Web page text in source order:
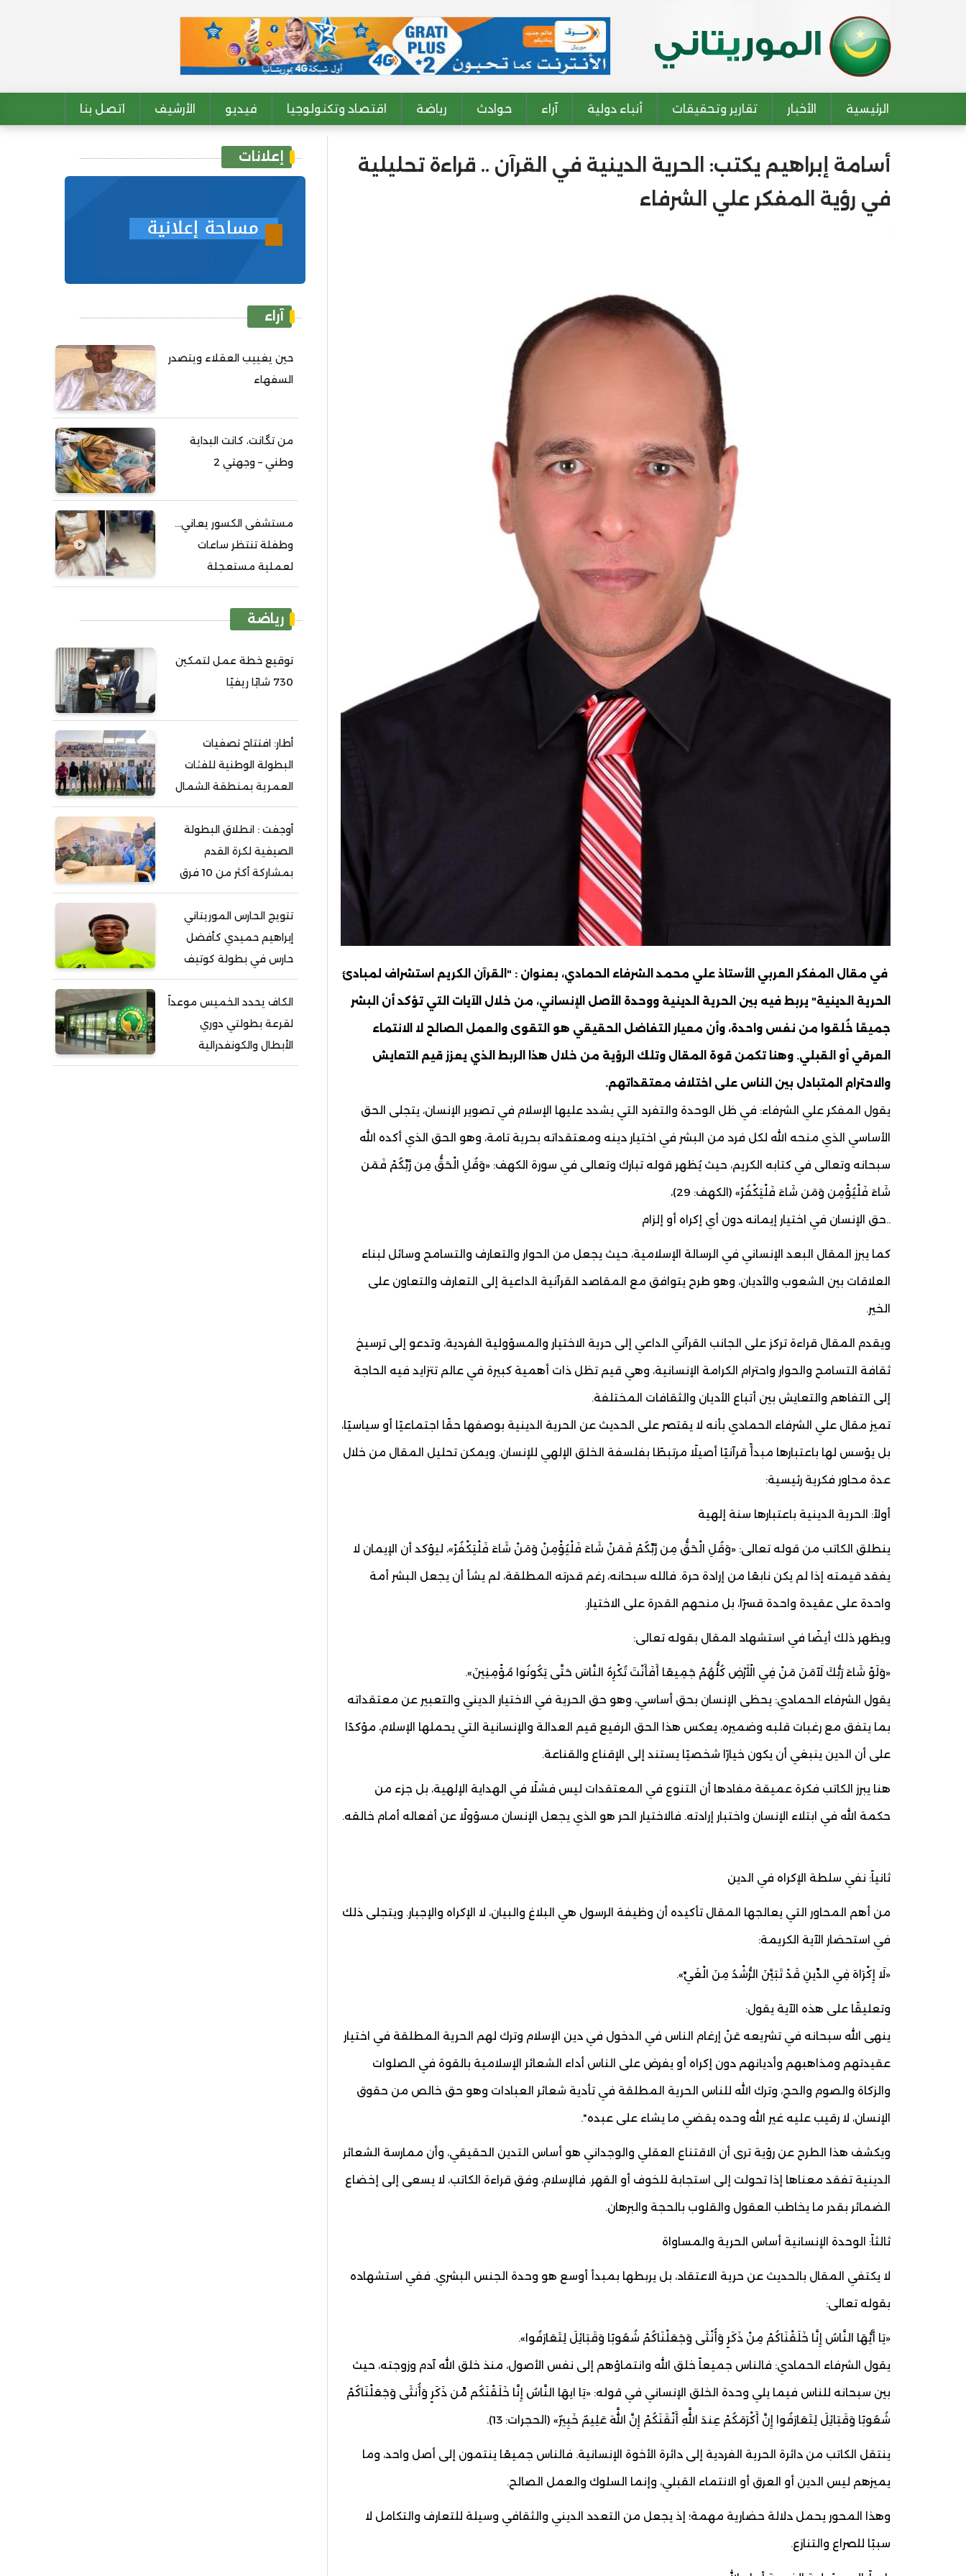
Main navigation
الرئيسية الأخبار تقارير وتحقيقات أنباء دولية آراء حوادث رياضة اقتصاد وتكنولوجيا فيديو الأرشيف اتصل بنا
أسامة إبراهيم يكتب: الحرية الدينية في القرآن .. قراءة تحليلية
في رؤية المفكر علي الشرفاء
في مقال المفكر العربي الأستاذ علي محمد الشرفاء الحمادي، بعنوان : "القرآن الكريم استشراف لمبادئ
الحرية الدينية" يربط فيه بين الحرية الدينية ووحدة الأصل الإنساني، من خلال الآيات التي تؤكد أن البشر
جميعًا خُلقوا من نفس واحدة، وأن معيار التفاضل الحقيقي هو التقوى والعمل الصالح لا الانتماء
العرقي أو القبلي. وهنا تكمن قوة المقال وتلك الرؤية من خلال هذا الربط الذي يعزز قيم التعايش
والاحترام المتبادل بين الناس على اختلاف معتقداتهم.
يقول المفكر علي الشرفاء: في ظل الوحدة والتفرد التي يشدد عليها الإسلام في تصوير الإنسان، يتجلى الحق
الأساسي الذي منحه الله لكل فرد من البشر في اختيار دينه ومعتقداته بحرية تامة، وهو الحق الذي أكده الله
سبحانه وتعالى في كتابه الكريم، حيث يُظهر قوله تبارك وتعالى في سورة الكهف: «وَقُلِ الْحَقُّ مِن رَّبِّكُمْ فَمَن
شَاءَ فَلْيُؤْمِن وَمَن شَاءَ فَلْيَكْفُرْ» (الكهف: 29)،
..حق الإنسان في اختيار إيمانه دون أي إكراه أو إلزام
كما يبرز المقال البعد الإنساني في الرسالة الإسلامية، حيث يجعل من الحوار والتعارف والتسامح وسائل لبناء
العلاقات بين الشعوب والأديان، وهو طرح يتوافق مع المقاصد القرآنية الداعية إلى التعارف والتعاون على
الخير.
ويقدم المقال قراءة تركز على الجانب القرآني الداعي إلى حرية الاختيار والمسؤولية الفردية، وتدعو إلى ترسيخ
ثقافة التسامح والحوار واحترام الكرامة الإنسانية، وهي قيم تظل ذات أهمية كبيرة في عالم تتزايد فيه الحاجة
إلى التفاهم والتعايش بين أتباع الأديان والثقافات المختلفة.
تميز مقال علي الشرفاء الحمادي بأنه لا يقتصر على الحديث عن الحرية الدينية بوصفها حقًا اجتماعيًا أو سياسيًا،
بل يؤسس لها باعتبارها مبدأً قرآنيًا أصيلًا مرتبطًا بفلسفة الخلق الإلهي للإنسان. ويمكن تحليل المقال من خلال
عدة محاور فكرية رئيسية:
أولاً: الحرية الدينية باعتبارها سنة إلهية
ينطلق الكاتب من قوله تعالى: «وَقُلِ الْحَقُّ مِن رَّبِّكُمْ فَمَنْ شَاءَ فَلْيُؤْمِنْ وَمَنْ شَاءَ فَلْيَكْفُرْ»، ليؤكد أن الإيمان لا
يفقد قيمته إذا لم يكن نابعًا من إرادة حرة. فالله سبحانه، رغم قدرته المطلقة، لم يشأ أن يجعل البشر أمة
واحدة على عقيدة واحدة قسرًا، بل منحهم القدرة على الاختيار.
ويظهر ذلك أيضًا في استشهاد المقال بقوله تعالى:
«وَلَوْ شَاءَ رَبُّكَ لَآمَنَ مَنْ فِي الْأَرْضِ كُلُّهُمْ جَمِيعًا أَفَأَنْتَ تُكْرِهُ النَّاسَ حَتَّى يَكُونُوا مُؤْمِنِينَ».
يقول الشرفاء الحمادي: يحظى الإنسان بحق أساسي، وهو حق الحرية في الاختيار الديني والتعبير عن معتقداته
بما يتفق مع رغبات قلبه وضميره، يعكس هذا الحق الرفيع قيم العدالة والإنسانية التي يحملها الإسلام، مؤكدًا
على أن الدين ينبغي أن يكون خيارًا شخصيًا يستند إلى الإقناع والقناعة.
هنا يبرز الكاتب فكرة عميقة مفادها أن التنوع في المعتقدات ليس فشلًا في الهداية الإلهية، بل جزء من
حكمة الله في ابتلاء الإنسان واختبار إرادته. فالاختيار الحر هو الذي يجعل الإنسان مسؤولًا عن أفعاله أمام خالقه.
ثانياً: نفي سلطة الإكراه في الدين
من أهم المحاور التي يعالجها المقال تأكيده أن وظيفة الرسول هي البلاغ والبيان، لا الإكراه والإجبار. ويتجلى ذلك
في استحضار الآية الكريمة:
«لَا إِكْرَاهَ فِي الدِّينِ قَدْ تَبَيَّنَ الرُّشْدُ مِنَ الْغَيِّ».
وتعليقًا على هذه الآية يقول:
ينهى الله سبحانه في تشريعه عَنْ إرغام الناس في الدخول في دين الإسلام وترك لهم الحرية المطلقة في اختيار
عقيدتهم ومذاهبهم وأديانهم دون إكراه أو يفرض على الناس أداء الشعائر الإسلامية بالقوة في الصلوات
والزكاة والصوم والحج، وترك الله للناس الحرية المطلقة في تأدية شعائر العبادات وهو حق خالص من حقوق
الإنسان، لا رقيب عليه غير الله وحده يقضي ما يشاء على عبده".
ويكشف هذا الطرح عن رؤية ترى أن الاقتناع العقلي والوجداني هو أساس التدين الحقيقي، وأن ممارسة الشعائر
الدينية تفقد معناها إذا تحولت إلى استجابة للخوف أو القهر. فالإسلام، وفق قراءة الكاتب، لا يسعى إلى إخضاع
الضمائر بقدر ما يخاطب العقول والقلوب بالحجة والبرهان.
ثالثاً: الوحدة الإنسانية أساس الحرية والمساواة
لا يكتفي المقال بالحديث عن حرية الاعتقاد، بل يربطها بمبدأ أوسع هو وحدة الجنس البشري. ففي استشهاده
بقوله تعالى:
«يَا أَيُّهَا النَّاسُ إِنَّا خَلَقْنَاكُمْ مِنْ ذَكَرٍ وَأُنْثَى وَجَعَلْنَاكُمْ شُعُوبًا وَقَبَائِلَ لِتَعَارَفُوا».
يقول الشرفاء الحمادي: فالناس جميعاً خلق الله وانتماؤهم إلى نفس الأصول، منذ خلق الله آدم وزوجته، حيث
بين سبحانه للناس فيما يلي وحدة الخلق الإنساني في قوله: «يَا ايهَا النَّاسُ إِنَّا خَلَقْنَكُم مِّن ذَكَرٍ وَأُنثَى وَجَعَلْنَاكُمْ
شُعُوبًا وَقَبَائِلَ لِتَعَارَفُوا إِنَّ أَكْرَمَكُمْ عِندَ اللَّهِ أَنْقَنَكُمْ إِنَّ اللَّهَ عَلِيمٌ خَبِيرٌ» (الحجرات: 13).
ينتقل الكاتب من دائرة الحرية الفردية إلى دائرة الأخوة الإنسانية. فالناس جميعًا ينتمون إلى أصل واحد، وما
يميزهم ليس الدين أو العرق أو الانتماء القبلي، وإنما السلوك والعمل الصالح.
وهذا المحور يحمل دلالة حضارية مهمة؛ إذ يجعل من التعدد الديني والثقافي وسيلة للتعارف والتكامل لا
سببًا للصراع والتنازع.
إعلانات
آراء
حين يغييب العقلاء ويتصدر
السفهاء
من تگانت، كانت البداية
وطني – وجهتي 2
مستشفى الكسور يعاني...
وطفلة تنتظر ساعات
لعملية مستعجلة
رياضة
توقيع خطة عمل لتمكين
730 شابًا ريفيًا
أطار: افتتاح تصفيات
البطولة الوطنية للفئات
العمرية بمنطقة الشمال
أوجفت : انطلاق البطولة
الصيفية لكرة القدم
بمشاركة أكثر من 10 فرق
تتويج الحارس الموريتاني
إبراهيم حميدي كأفضل
حارس في بطولة كوتيف
الكاف يحدد الخميس موعداً
لقرعة بطولتي دوري
الأبطال والكونفدرالية